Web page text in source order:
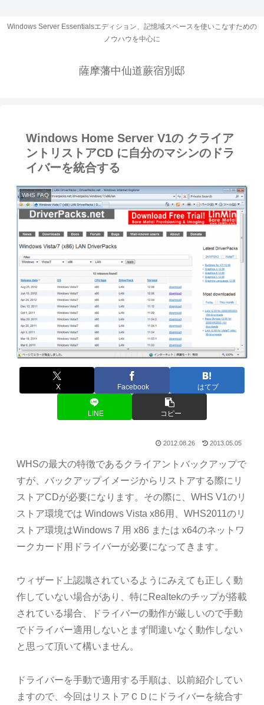
Windows Server Essentialsエディション、記憶域スペースを使いこなすための
ノウハウを中心に
薩摩藩中仙道蕨宿別邸
Windows Home Server V1の クライア
ントリストアCD に自分のマシンのドラ
イバーを統合する
WHS FAQ
X Facebook はてブ
LINE コピー
2012.08.26 2013.05.05
WHSの最大の特徴であるクライアントバックアップで
すが、バックアップイメージからリストアする際にリ
ストアCDが必要になります。その際に、WHS V1のリ
ストア環境では Windows Vista x86用、WHS2011のリ
ストア環境はWindows 7 用 x86 または x64のネットワ
ークカード用ドライバーが必要になってきます。
ウィザード上認識されているようにみえても正しく動
作していない場合があり、特にRealtekのチップが搭載
されている場合、ドライバーの動作が厳しいので手動
でドライバー適用しないとまず間違いなく動作しない
と思って頂いて構いません。
ドライバーを手動で適用する手順は、以前紹介してい
ますので、今回はリストアＣＤにドライバーを統合す